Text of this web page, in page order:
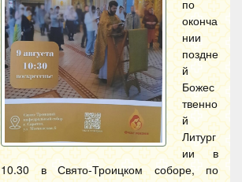
по
оконча
нии
поздне
й
Божес
твенно
й
Литург
ии в
10.30 в Свято-Троицком соборе, по